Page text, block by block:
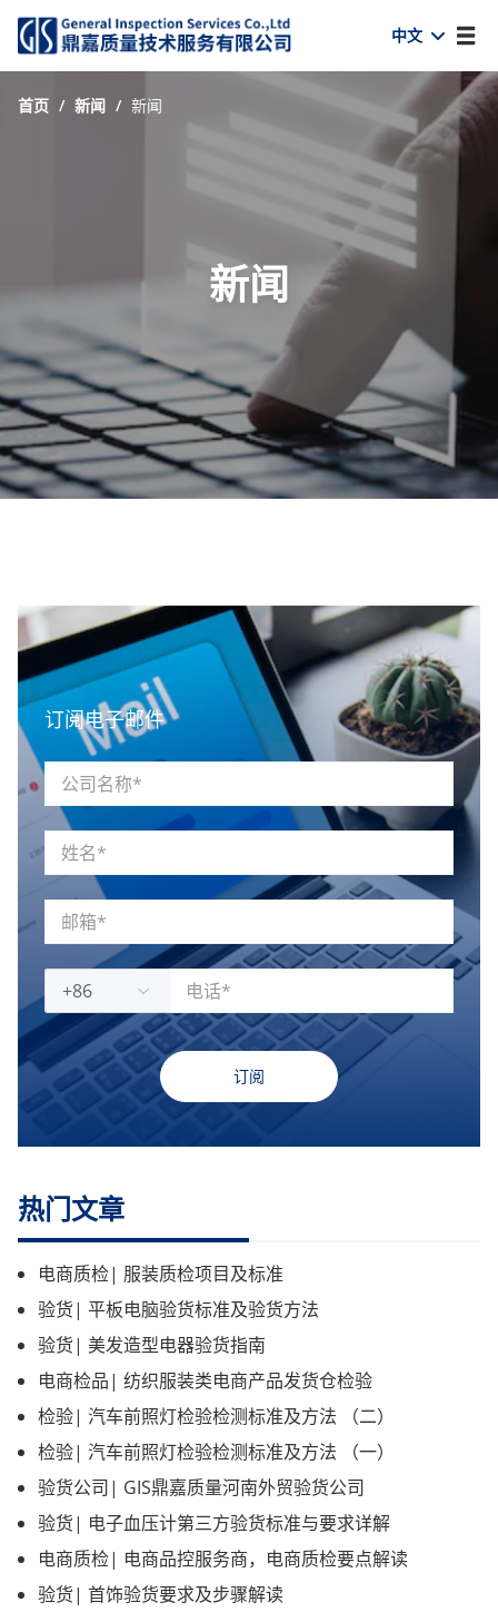
中文
首页 / 新闻 / 新闻
新闻
订阅电子邮件
+86
订阅
热门文章
电商质检| 服装质检项目及标准
验货| 平板电脑验货标准及验货方法
验货| 美发造型电器验货指南
电商检品| 纺织服装类电商产品发货仓检验
检验| 汽车前照灯检验检测标准及方法 （二）
检验| 汽车前照灯检验检测标准及方法 （一）
验货公司| GIS鼎嘉质量河南外贸验货公司
验货| 电子血压计第三方验货标准与要求详解
电商质检| 电商品控服务商，电商质检要点解读
验货| 首饰验货要求及步骤解读